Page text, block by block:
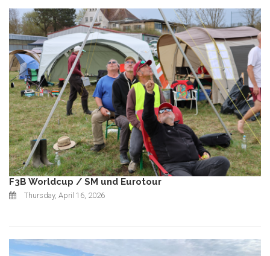
F3B Worldcup / SM und Eurotour
Thursday, April 16, 2026